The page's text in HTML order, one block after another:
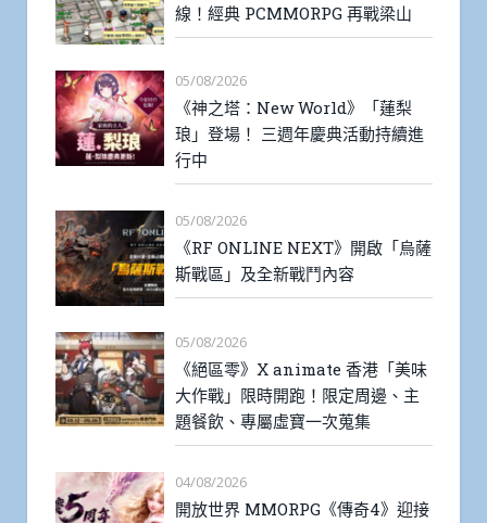
線！經典 PCMMORPG 再戰梁山
05/08/2026
《神之塔：New World》「蓮梨
琅」登場！ 三週年慶典活動持續進
行中
05/08/2026
《RF ONLINE NEXT》開啟「烏薩
斯戰區」及全新戰鬥內容
05/08/2026
《絕區零》X animate 香港「美味
大作戰」限時開跑！限定周邊、主
題餐飲、專屬虛寶一次蒐集
04/08/2026
開放世界 MMORPG《傳奇4》迎接